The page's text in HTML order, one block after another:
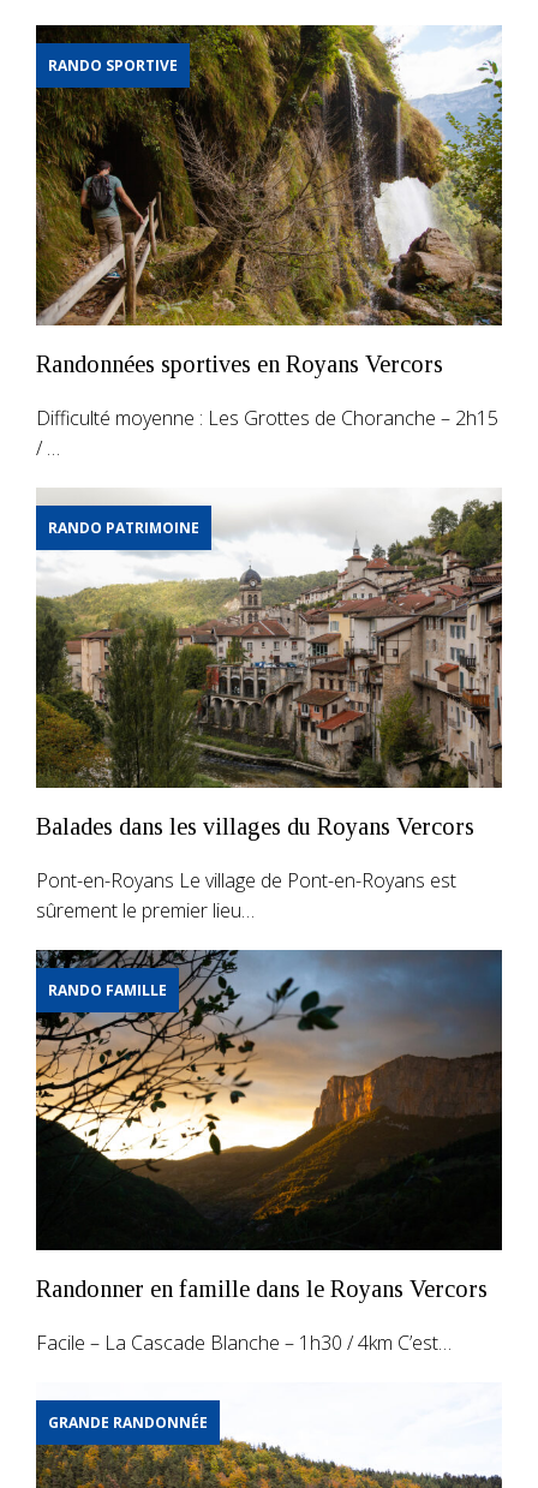
RANDO SPORTIVE
Randonnées sportives en Royans Vercors
Difficulté moyenne : Les Grottes de Choranche – 2h15
/ …
RANDO PATRIMOINE
Balades dans les villages du Royans Vercors
Pont-en-Royans Le village de Pont-en-Royans est
sûrement le premier lieu…
RANDO FAMILLE
Randonner en famille dans le Royans Vercors
Facile – La Cascade Blanche – 1h30 / 4km C’est…
GRANDE RANDONNÉE